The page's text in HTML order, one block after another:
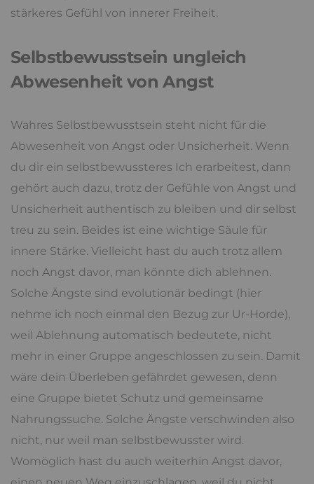
stärkeres Gefühl von innerer Freiheit.
Selbstbewusstsein ungleich
Abwesenheit von Angst
Wahres Selbstbewusstsein steht nicht für die
Abwesenheit von Angst oder Unsicherheit. Wenn
du dir ein selbstbewussteres Ich erarbeitest, dann
gehört auch dazu, trotz der Gefühle von Angst und
Unsicherheit authentisch zu bleiben und dir selbst
treu zu sein. Beides ist eine wichtige Säule für
innere Stärke. Vielleicht hast du auch trotz allem
noch Angst davor, man könnte dich ablehnen.
Solche Ängste sind evolutionär bedingt (hier
nehme ich noch einmal den Bezug zur Ur-Horde),
weil Ablehnung automatisch bedeutete, nicht
mehr in einer Gruppe angeschlossen zu sein. Damit
wäre dein Überleben gefährdet gewesen, denn
eine Gruppe bietet Schutz und gemeinsame
Nahrungssuche. Solche Ängste verschwinden also
nicht, nur weil man selbstbewusster wird.
Womöglich hast du auch weiterhin Angst davor,